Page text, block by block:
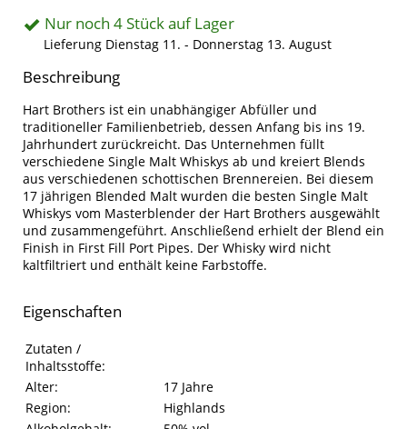
Nur noch 4 Stück auf Lager
Lieferung Dienstag 11. - Donnerstag 13. August
Beschreibung
Hart Brothers ist ein unabhängiger Abfüller und
traditioneller Familienbetrieb, dessen Anfang bis ins 19.
Jahrhundert zurückreicht. Das Unternehmen füllt
verschiedene Single Malt Whiskys ab und kreiert Blends
aus verschiedenen schottischen Brennereien. Bei diesem
17 jährigen Blended Malt wurden die besten Single Malt
Whiskys vom Masterblender der Hart Brothers ausgewählt
und zusammengeführt. Anschließend erhielt der Blend ein
Finish in First Fill Port Pipes. Der Whisky wird nicht
kaltfiltriert und enthält keine Farbstoffe.
Eigenschaften
Eigenschaften des Produkts
Eigenschaft
Zutaten /
Inhaltsstoffe:
Alter:
17 Jahre
Region:
Highlands